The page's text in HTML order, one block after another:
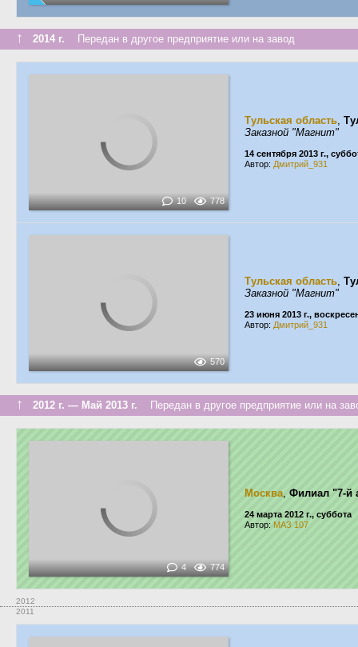
↑ 2014 г. Передан в другое предприятие или на завод
10 778
Тульская область,
Заказной "Магнит"
14 сентября 2013 г.,
Автор: Дмитрий_931
570
Тульская область,
Заказной "Магнит"
23 июня 2013 г.,
Автор: Дмитрий_931
↑ 2012 г. — Май 2013 г. Передан в другое предприятие или на
4 774
Москва, Филиал "7-й
24 марта 2012 г., суббота
Автор: МАЗ 107
2012
2011